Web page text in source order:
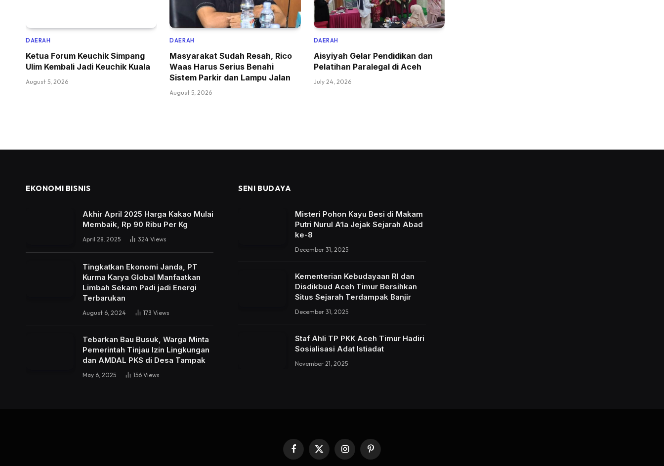
DAERAH
Ketua Forum Keuchik Simpang
Ulim Kembali Jadi Keuchik Kuala
August 5, 2026
DAERAH
Masyarakat Sudah Resah, Rico
Waas Harus Serius Benahi
Sistem Parkir dan Lampu Jalan
August 5, 2026
DAERAH
Aisyiyah Gelar Pendidikan dan
Pelatihan Paralegal di Aceh
July 24, 2026
EKONOMI BISNIS
Akhir April 2025 Harga Kakao Mulai
Membaik, Rp 90 Ribu Per Kg
April 28, 2025 324 Views
Tingkatkan Ekonomi Janda, PT
Kurma Karya Global Manfaatkan
Limbah Sekam Padi jadi Energi
Terbarukan
August 6, 2024 173 Views
Tebarkan Bau Busuk, Warga Minta
Pemerintah Tinjau Izin Lingkungan
dan AMDAL PKS di Desa Tampak
May 6, 2025 156 Views
SENI BUDAYA
Misteri Pohon Kayu Besi di Makam
Putri Nurul A’la Jejak Sejarah Abad
ke-8
December 31, 2025
Kementerian Kebudayaan RI dan
Disdikbud Aceh Timur Bersihkan
Situs Sejarah Terdampak Banjir
December 31, 2025
Staf Ahli TP PKK Aceh Timur Hadiri
Sosialisasi Adat Istiadat
November 21, 2025
Facebook
X
(Twitter)
InstagramPinterest